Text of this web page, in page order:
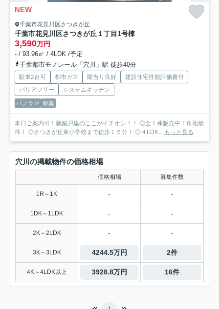
NEW
千葉市花見川区さつきが丘
千葉市花見川区さつきが丘１丁目1号棟
3,590万円
- / 93.96㎡ / 4LDK /予定
千葉都市モノレール「穴川」駅 徒歩40分
駐車2台可 都市ガス 陽当り良好
建設住宅性能評価書付
バリアフリー
システムキッチン
パノラマ 新築
本日ご案内可！新築戸建のここがイチオシ！！ ◎全１棟販売中！角地物
件！ ◎さつきが丘東小学校まで徒歩１５分！ ◎４LDK... もっと見る
穴川の掲載物件の価格相場
価格相場 募集件数
1R～1K - -
1DK～1LDK - -
2K～2LDK - -
3K～3LDK 4244.5万円 2件
4K～4LDK以上 3928.8万円 16件